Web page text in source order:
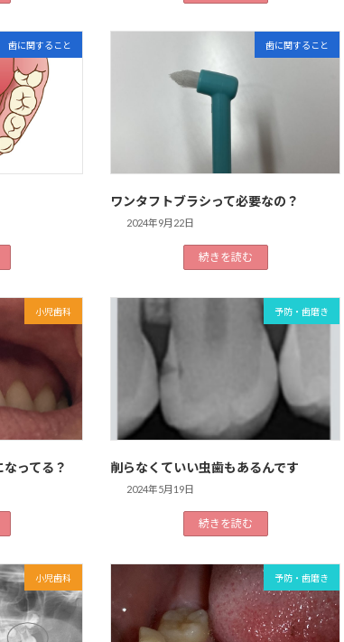
歯に関すること 歯に関すること
ワンタフトブラシって必要なの？
2024年9月22日
続きを読む
小児歯科
ってる？
予防・歯磨き
削らなくていい虫歯もあるんです
2024年5月19日
続きを読む
小児歯科 予防・歯磨き